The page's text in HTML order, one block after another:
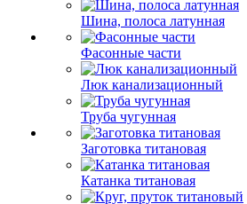
Шина, полоса латунная
Фасонные части
Люк канализационный
Труба чугунная
Заготовка титановая
Катанка титановая